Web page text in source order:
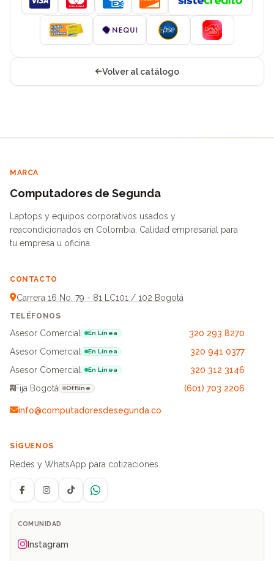
Visa MastercardAmerican Express
Discover
Volver al catálogo
MARCA
Computadores de Segunda
Laptops y equipos corporativos usados y
reacondicionados en Colombia. Calidad empresarial para
tu empresa u oficina.
CONTACTO
Carrera 16 No. 79 - 81 LC101 / 102 Bogotá
TELÉFONOS
Asesor Comercial En Línea
320 293 8270
Asesor Comercial
En Línea
320 941 0377
Asesor Comercial
En Línea
320 312 3146
Fija Bogotá
Offline (601) 703 2206
info@computadoresdesegunda.co
SÍGUENOS
Redes y WhatsApp para cotizaciones.
FacebookInstagramTikTokWhatsApp
COMUNIDAD
Instagram